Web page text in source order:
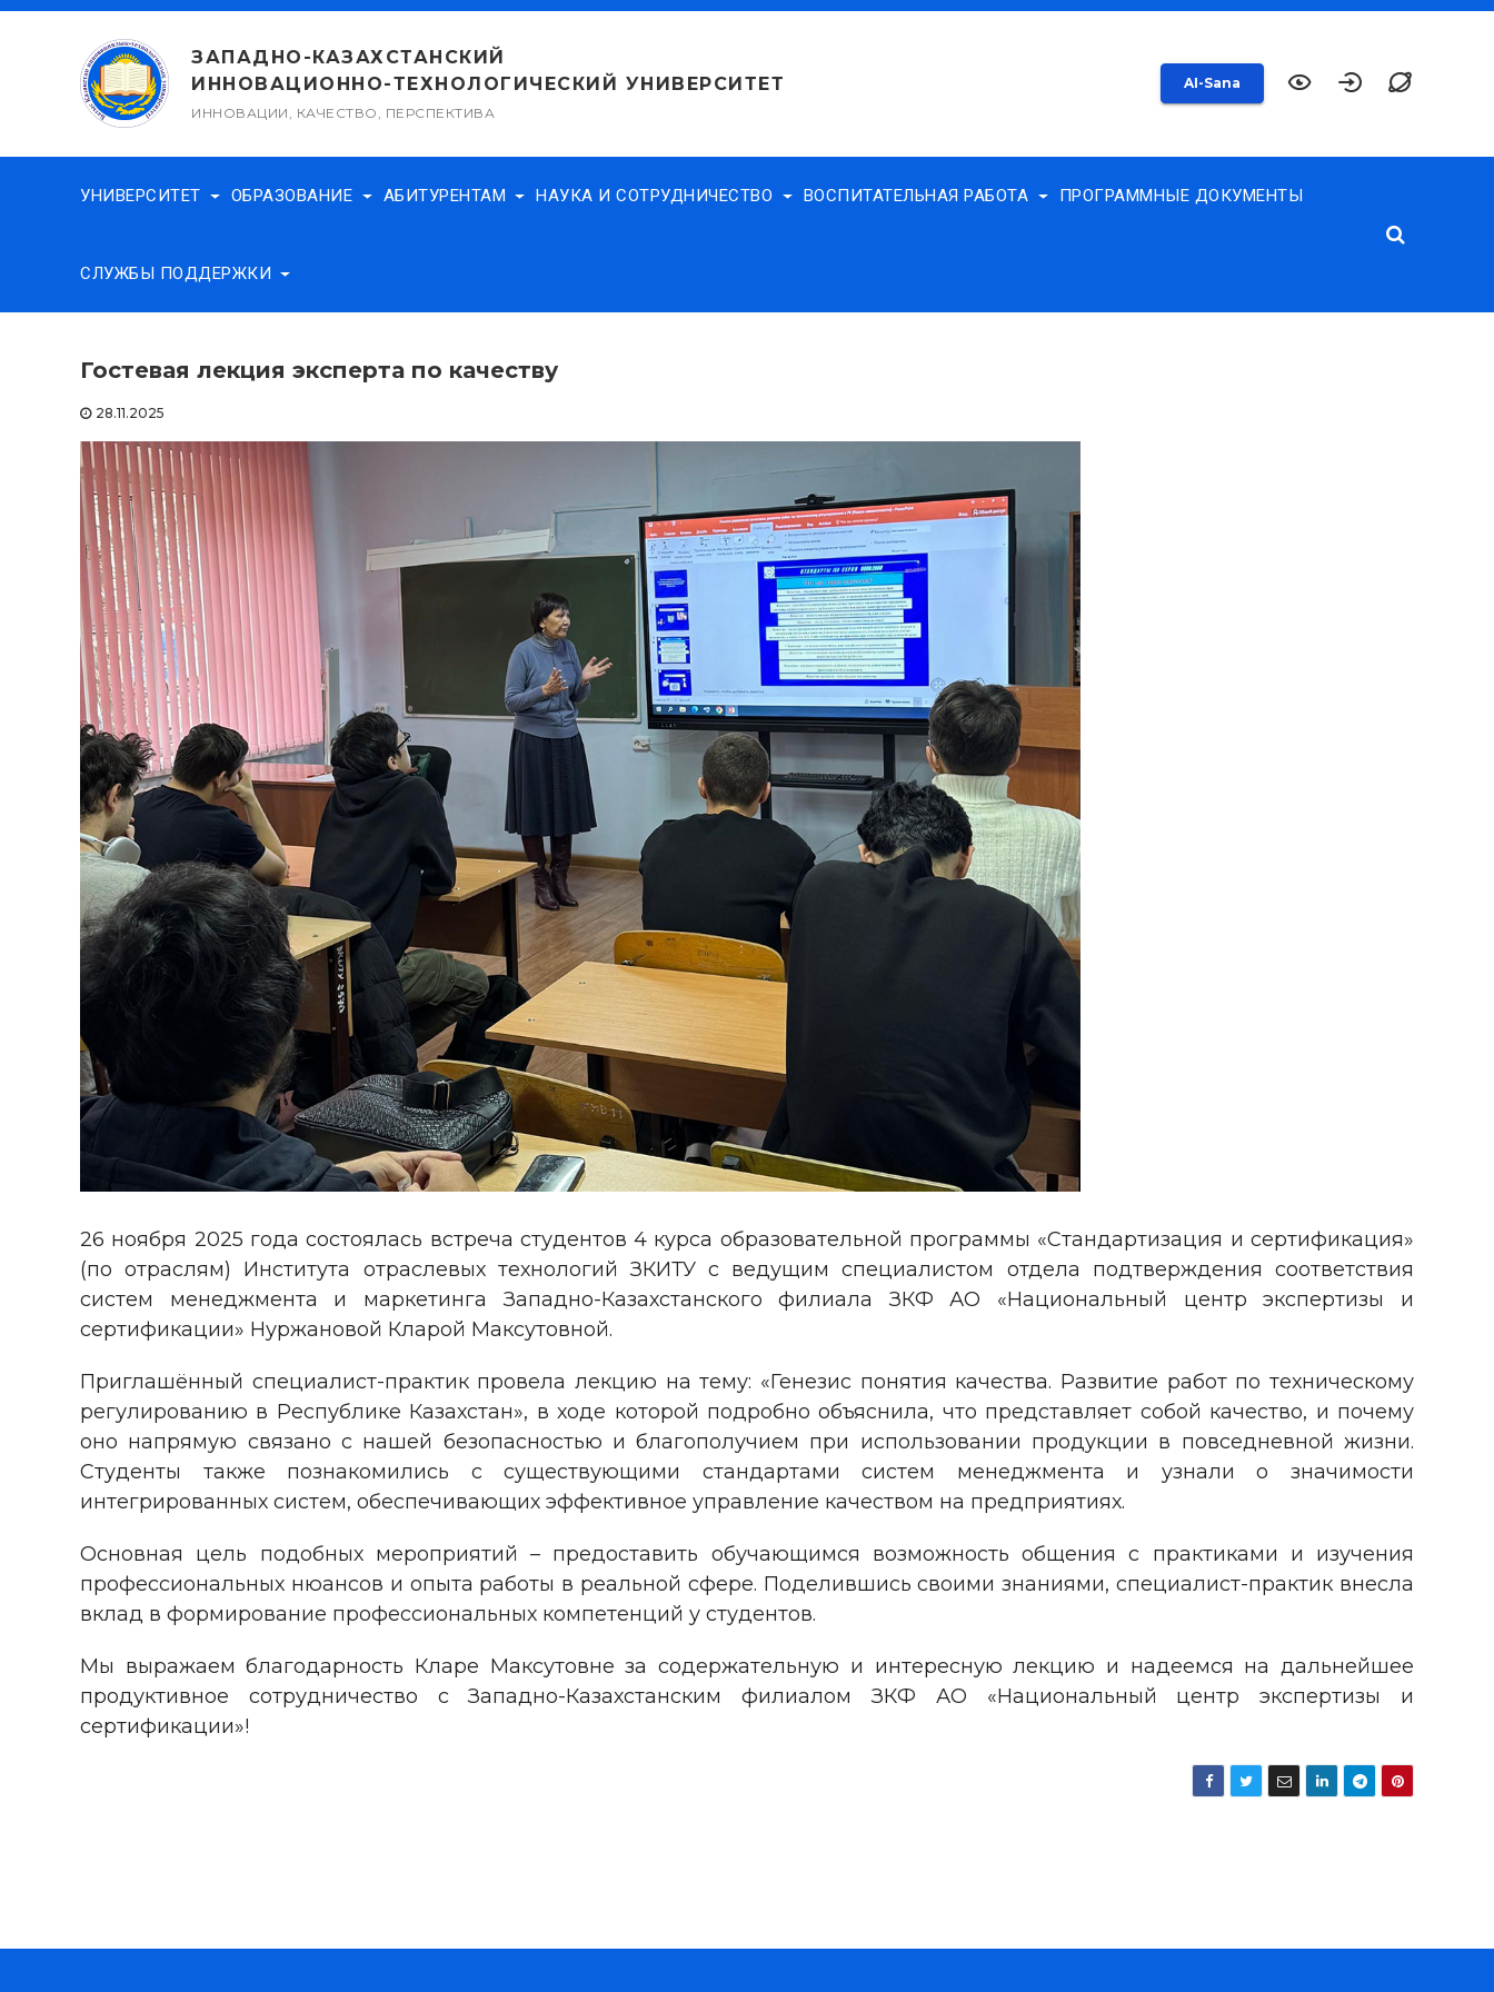
Перейти
содержимому
ЗАПАДНО-КАЗАХСТАНСКИЙ
ИННОВАЦИОННО-ТЕХНОЛОГИЧЕСКИЙ УНИВЕРСИТЕТ
ИННОВАЦИИ, КАЧЕСТВО, ПЕРСПЕКТИВА
AI-Sana
УНИВЕРСИТЕТ ОБРАЗОВАНИЕ АБИТУРЕНТАМ НАУКА И СОТРУДНИЧЕСТВО ВОСПИТАТЕЛЬНАЯ РАБОТА ПРОГРАММНЫЕ ДОКУМЕНТЫ
СЛУЖБЫ ПОДДЕРЖКИ
Гостевая лекция эксперта по качеству
28.11.2025
26 ноября 2025 года состоялась встреча студентов 4 курса образовательной программы «Стандартизация и сертификация»
(по отраслям) Института отраслевых технологий ЗКИТУ с ведущим специалистом отдела подтверждения соответствия
систем менеджмента и маркетинга Западно-Казахстанского филиала ЗКФ АО «Национальный центр экспертизы и
сертификации» Нуржановой Кларой Максутовной.
Приглашённый специалист-практик провела лекцию на тему: «Генезис понятия качества. Развитие работ по техническому
регулированию в Республике Казахстан», в ходе которой подробно объяснила, что представляет собой качество, и почему
оно напрямую связано с нашей безопасностью и благополучием при использовании продукции в повседневной жизни.
Студенты также познакомились с существующими стандартами систем менеджмента и узнали о значимости
интегрированных систем, обеспечивающих эффективное управление качеством на предприятиях.
Основная цель подобных мероприятий – предоставить обучающимся возможность общения с практиками и изучения
профессиональных нюансов и опыта работы в реальной сфере. Поделившись своими знаниями, специалист-практик внесла
вклад в формирование профессиональных компетенций у студентов.
Мы выражаем благодарность Кларе Максутовне за содержательную и интересную лекцию и надеемся на дальнейшее
продуктивное сотрудничество с Западно-Казахстанским филиалом ЗКФ АО «Национальный центр экспертизы и
сертификации»!